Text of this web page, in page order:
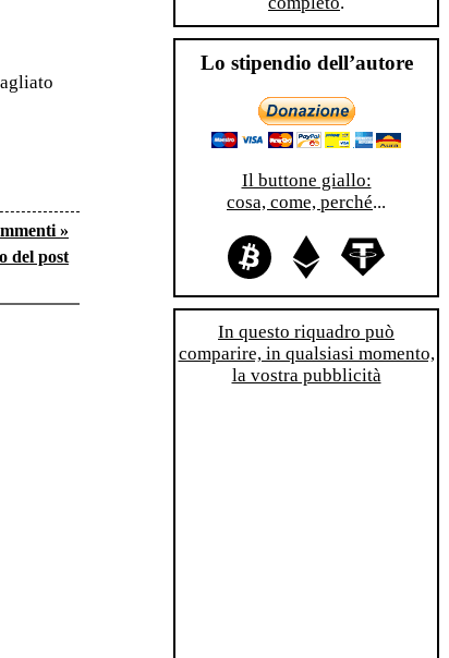
»
del post
Lo stipendio dell’autore
Il buttone giallo:
cosa, come, perché...
In questo riquadro può
comparire, in qualsiasi momento,
la vostra pubblicità